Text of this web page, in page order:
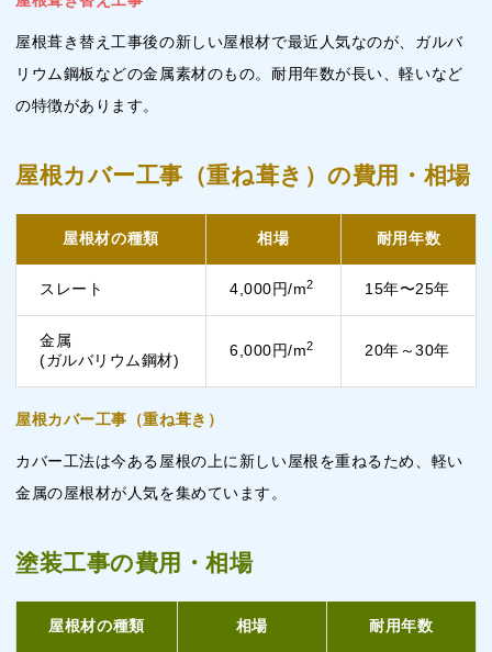
屋根葺き替え工事後の新しい屋根材で最近人気なのが、ガルバ
リウム鋼板などの金属素材のもの。耐用年数が長い、軽いなど
の特徴があります。
屋根カバー工事（重ね葺き）の費用・相場
屋根材の種類 相場 耐用年数
スレート 4,000円/m2 15年〜25年
金属
(ガルバリウム鋼材)
6,000円/m2 20年～30年
屋根カバー工事（重ね葺き）
カバー工法は今ある屋根の上に新しい屋根を重ねるため、軽い
金属の屋根材が人気を集めています。
塗装工事の費用・相場
屋根材の種類 相場 耐用年数